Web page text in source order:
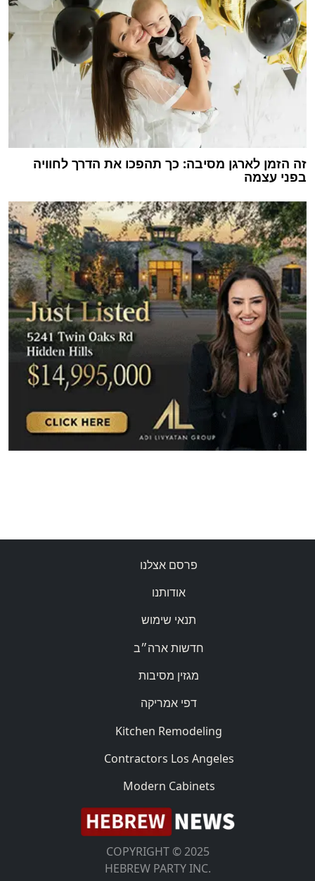
זה הזמן לארגן מסיבה: כך תהפכו את הדרך לחוויה
בפני עצמה
פרסם אצלנו
אודותנו
תנאי שימוש
חדשות ארה״ב
מגזין מסיבות
דפי אמריקה
Kitchen Remodeling
Contractors Los Angeles
Modern Cabinets
COPYRIGHT © 2025
HEBREW PARTY INC.